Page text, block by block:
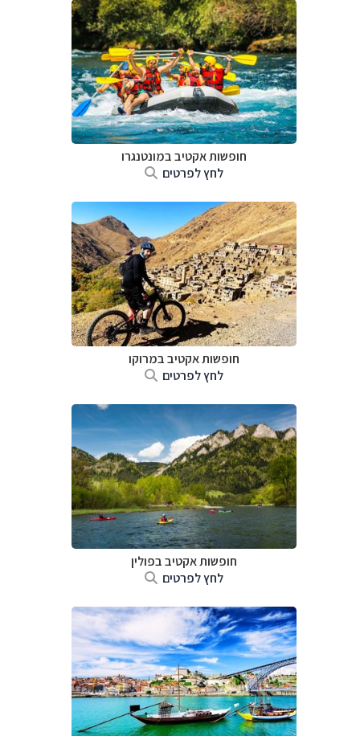
חופשות אקטיב במונטנגרו
לחץ לפרטים
חופשות אקטיב במרוקו
לחץ לפרטים
חופשות אקטיב בפולין
לחץ לפרטים